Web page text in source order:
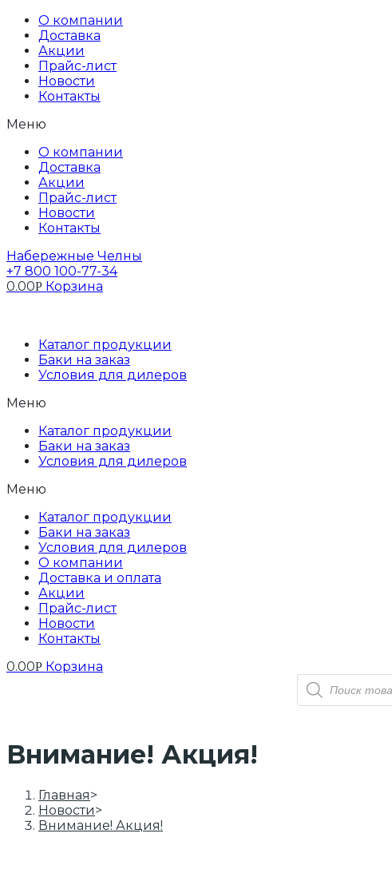
Перейти
содержимому
О компании
Доставка
Акции
Прайс-лист
Новости
Контакты
Меню
О компании
Доставка
Акции
Прайс-лист
Новости
Контакты
Набережные Челны
+7 800 100-77-34
0.00Р Корзина
Каталог продукции
Баки на заказ
Условия для дилеров
Меню
Каталог продукции
Баки на заказ
Условия для дилеров
Меню
Каталог продукции
Баки на заказ
Условия для дилеров
О компании
Доставка и оплата
Акции
Прайс-лист
Новости
Контакты
0.00Р Корзина
Поиск
товаров
Внимание! Акция!
Главная>
Новости>
Внимание! Акция!